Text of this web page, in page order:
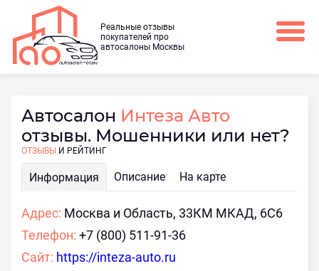
Реальные отзывы
покупателей про
автосалоны Москвы
Автосалон Интеза Авто
отзывы. Мошенники или нет?
ОТЗЫВЫ И РЕЙТИНГ
Информация Описание На карте
Адрес: Москва и Область, 33КМ МКАД, 6С6
Телефон: +7 (800) 511-91-36
Сайт: https://inteza-auto.ru